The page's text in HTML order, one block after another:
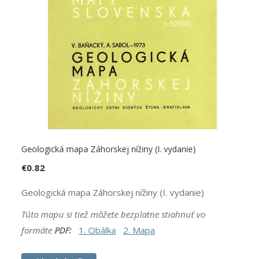
Geologická mapa Záhorskej nížiny (I. vydanie)
€0.82
Geologická mapa Záhorskej nížiny (I. vydanie)
Túto mapu si tiež môžete bezplatne stiahnuť vo
formáte PDF: 1. Obálka 2. Mapa